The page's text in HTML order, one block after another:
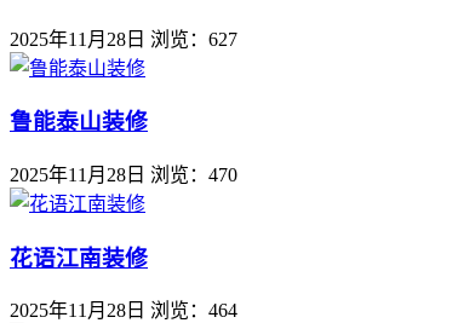
2025年11月28日 浏览：627
鲁能泰山装修
2025年11月28日 浏览：470
花语江南装修
2025年11月28日 浏览：464